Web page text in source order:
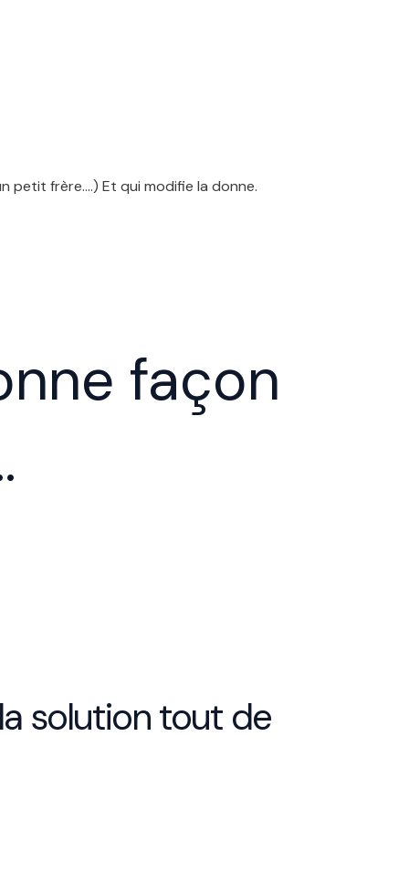
petit frère….) Et qui modifie la donne.
façon
solution tout de